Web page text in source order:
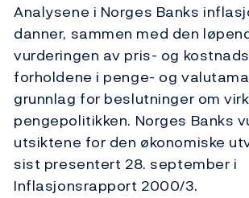
Analysene i Norges Banks
danner, sammen med den
vurderingen av pris- og
forholdene i penge- og
grunnlag for beslutninger om
pengepolitikken. Norges Banks
utsiktene for den økonomiske
sist presentert 28. september i
Inflasjonsrapport 2000/3.